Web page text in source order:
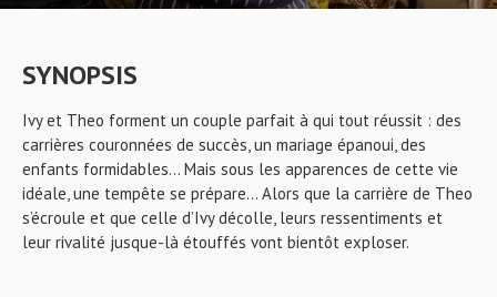
SYNOPSIS
Ivy et Theo forment un couple parfait à qui tout réussit : des
carrières couronnées de succès, un mariage épanoui, des
enfants formidables... Mais sous les apparences de cette vie
idéale, une tempête se prépare… Alors que la carrière de Theo
s’écroule et que celle d’Ivy décolle, leurs ressentiments et
leur rivalité jusque-là étouffés vont bientôt exploser.